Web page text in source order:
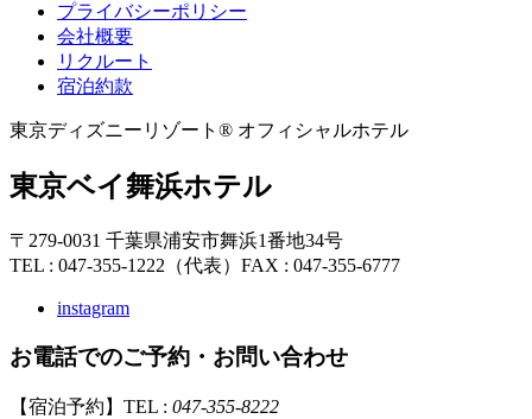
プライバシーポリシー
会社概要
リクルート
宿泊約款
東京ディズニーリゾート® オフィシャルホテル
東京ベイ舞浜ホテル
〒279-0031 千葉県浦安市舞浜1番地34号
TEL : 047-355-1222（代表） FAX : 047-355-6777
instagram
お電話でのご予約・お問い合わせ
【宿泊予約】TEL : 047-355-8222